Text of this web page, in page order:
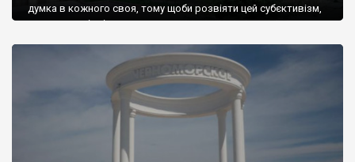
думка в кожного своя, тому щоби розвіяти цей субєктивізм,
запрошую відвідати це